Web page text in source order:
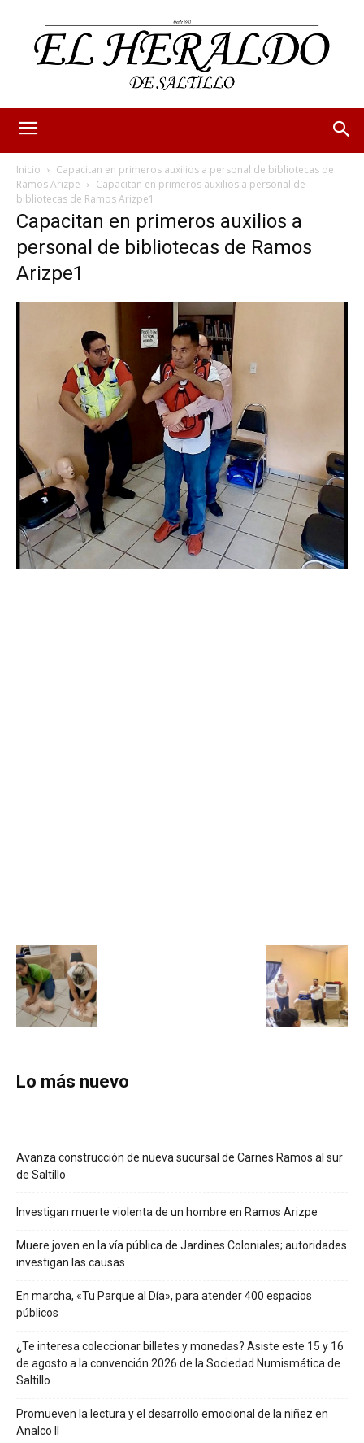
Inicio
Capacitan en primeros auxilios a personal de bibliotecas de
Ramos Arizpe
Capacitan en primeros auxilios a personal de
bibliotecas de Ramos Arizpe1
Capacitan en primeros auxilios a
personal de bibliotecas de Ramos
Arizpe1
Lo más nuevo
Avanza construcción de nueva sucursal de Carnes Ramos al sur
de Saltillo
Investigan muerte violenta de un hombre en Ramos Arizpe
Muere joven en la vía pública de Jardines Coloniales; autoridades
investigan las causas
En marcha, «Tu Parque al Día», para atender 400 espacios
públicos
¿Te interesa coleccionar billetes y monedas? Asiste este 15 y 16
de agosto a la convención 2026 de la Sociedad Numismática de
Saltillo
Promueven la lectura y el desarrollo emocional de la niñez en
Analco II